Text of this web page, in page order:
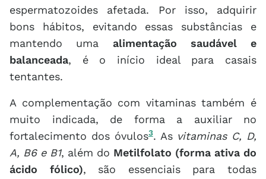
espermatozoides afetada. Por isso, adquirir
bons hábitos, evitando essas substâncias e
mantendo uma alimentação saudável e
balanceada, é o início ideal para casais
tentantes.
A complementação com vitaminas também é
muito indicada, de forma a auxiliar no
fortalecimento dos óvulos3. As vitaminas C, D,
A, B6 e B1, além do Metilfolato (forma ativa do
ácido fólico), são essenciais para todas